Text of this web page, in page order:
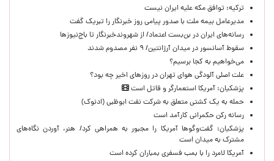
ترکیه: توافق مکه علیه ایران نیست
مدیرعامل بیمه ملت با صدور پیامی روز خبرنگار را تبریک گفت
رسانه‌های ایران در بن‌بست اعتماد/ از شهروندخبرنگار تا باج‌نیوزها
سقوط آسانسور در میدان آرژانتین/ ۹ نفر مصدوم شدند
می‌خواهیم به کجا برسیم؟
علت اصلی آلودگی هوای تهران در روزهای اخیر چه بود؟
پزشکیان: آمریکا استعمارگر و قاتل است
حمله به یک کشتی متعلق به شرکت نفت ابوظبی (ادنوک)
رسانه رکن حکمرانی کارآمد است
پزشکیان: گفت‌وگوها آمریکا را مجبور به همراهی کرد/ هنر، آوردن نگاه‌های
مشترک به میدان است
آمریکا لامرد را با بمب فسفری بمباران کرده است